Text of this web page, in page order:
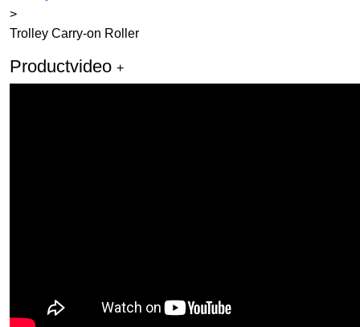
>
Trolley Carry-on Roller
Productvideo +